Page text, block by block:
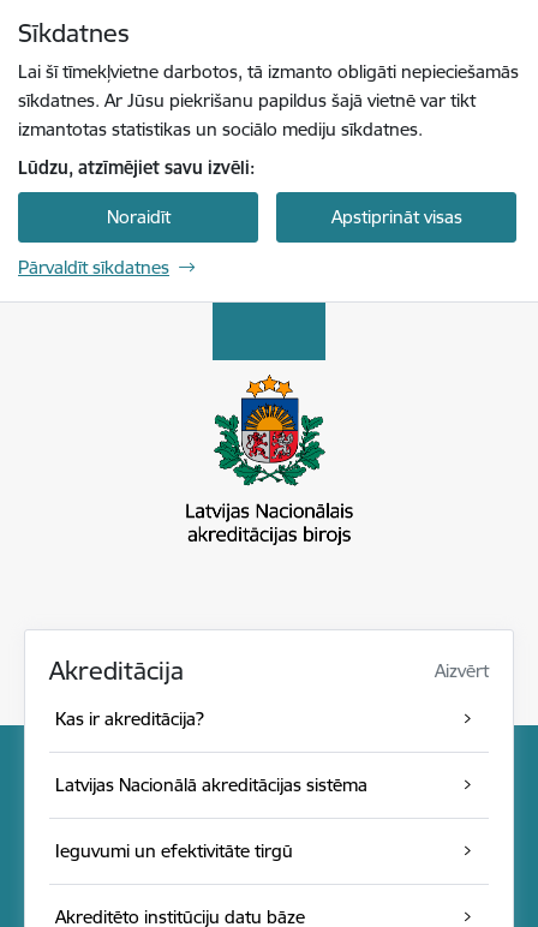
Sīkdatnes
Lai šī tīmekļvietne darbotos, tā izmanto obligāti nepieciešamās
sīkdatnes. Ar Jūsu piekrišanu papildus šajā vietnē var tikt
izmantotas statistikas un sociālo mediju sīkdatnes.
Lūdzu, atzīmējiet savu izvēli:
Noraidīt Apstiprināt visas
Pārvaldīt sīkdatnes
Akreditācija Aizvērt
Kas ir akreditācija?
Latvijas Nacionālā akreditācijas sistēma
Ieguvumi un efektivitāte tirgū
Akreditēto institūciju datu bāze